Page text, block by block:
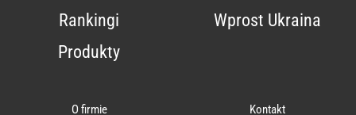
Rankingi
Wprost Ukraina
Produkty
O firmie
Kontakt